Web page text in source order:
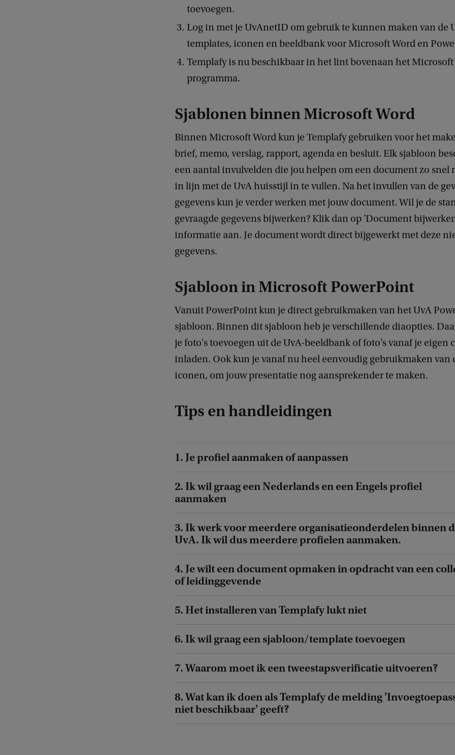
toevoegen.
Log in met je UvAnetID om gebruik te kunnen maken van de
templates, iconen en beeldbank voor Microsoft Word en
Templafy is nu beschikbaar in het lint bovenaan het
programma.
Sjablonen binnen Microsoft Word
Binnen Microsoft Word kun je Templafy gebruiken voor het
brief, memo, verslag, rapport, agenda en besluit. Elk sjabloon
een aantal invulvelden die jou helpen om een document zo snel
in lijn met de UvA huisstijl in te vullen. Na het invullen van de
gegevens kun je verder werken met jouw document. Wil je de
gevraagde gegevens bijwerken? Klik dan op 'Document
informatie aan. Je document wordt direct bijgewerkt met deze
gegevens.
Sjabloon in Microsoft PowerPoint
Vanuit PowerPoint kun je direct gebruikmaken van het UvA
sjabloon. Binnen dit sjabloon heb je verschillende diaopties.
je foto's toevoegen uit de UvA-beeldbank of foto's vanaf je eigen
inladen. Ook kun je vanaf nu heel eenvoudig gebruikmaken van
iconen, om jouw presentatie nog aansprekender te maken.
Tips en handleidingen
1. Je profiel aanmaken of aanpassen
2. Ik wil graag een Nederlands en een Engels profiel
aanmaken
3. Ik werk voor meerdere organisatieonderdelen binnen
UvA. Ik wil dus meerdere profielen aanmaken.
4. Je wilt een document opmaken in opdracht van een
of leidinggevende
5. Het installeren van Templafy lukt niet
6. Ik wil graag een sjabloon/template toevoegen
7. Waarom moet ik een tweestapsverificatie uitvoeren?
8. Wat kan ik doen als Templafy de melding
niet beschikbaar' geeft?